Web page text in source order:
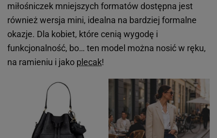
miłośniczek mniejszych formatów dostępna jest
również wersja mini, idealna na bardziej formalne
okazje. Dla kobiet, które cenią wygodę i
funkcjonalność, bo… ten model można nosić w ręku,
na ramieniu i jako plecak!